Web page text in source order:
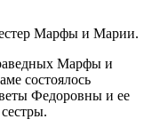
Марфы и Марии.
Марфы и
состоялось
Федоровны и ее